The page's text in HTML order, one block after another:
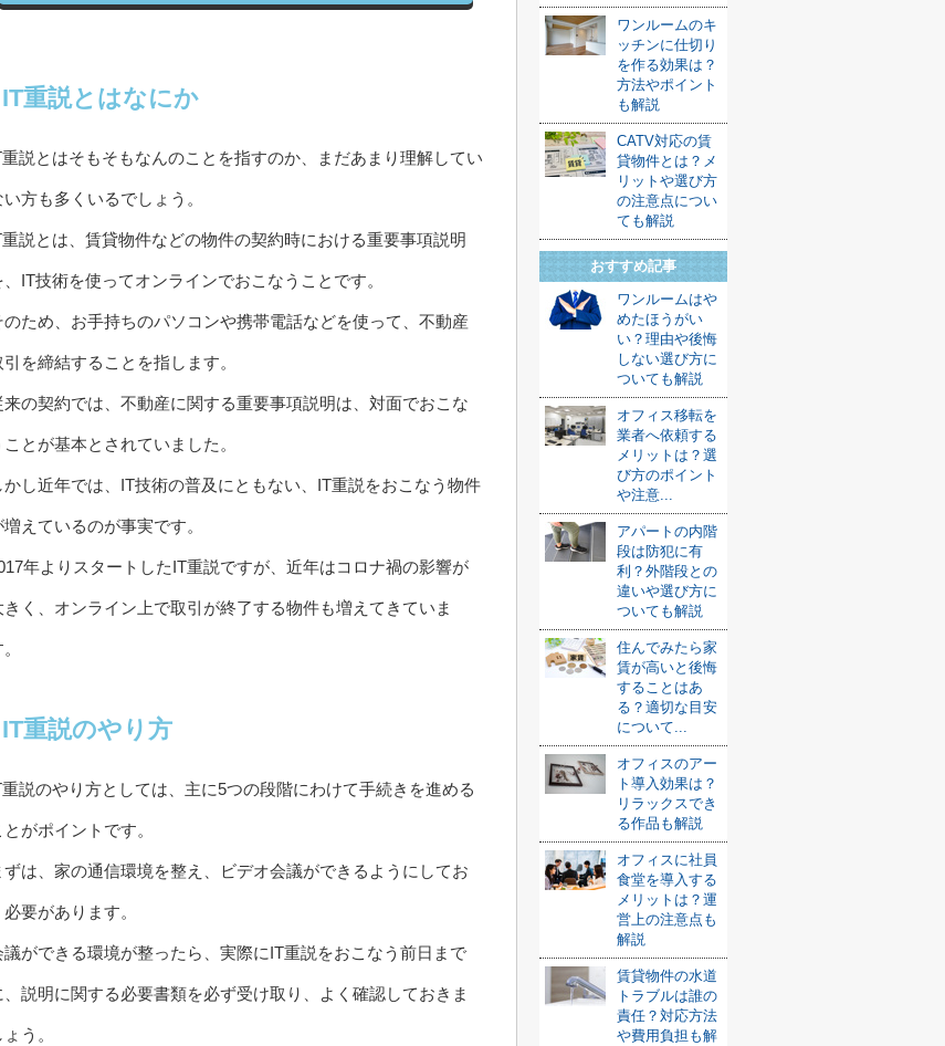
IT重説とはなにか
重説とはそもそもなんのことを指すのか、まだあまり理解してい
い方も多くいるでしょう。
重説とは、賃貸物件などの物件の契約時における重要事項説明
、IT技術を使ってオンラインでおこなうことです。
のため、お手持ちのパソコンや携帯電話などを使って、不動産
引を締結することを指します。
来の契約では、不動産に関する重要事項説明は、対面でおこな
ことが基本とされていました。
かし近年では、IT技術の普及にともない、IT重説をおこなう物件
増えているのが事実です。
年よりスタートしたIT重説ですが、近年はコロナ禍の影響が
きく、オンライン上で取引が終了する物件も増えてきていま
IT重説のやり方
重説のやり方としては、主に5つの段階にわけて手続きを進める
とがポイントです。
ずは、家の通信環境を整え、ビデオ会議ができるようにしてお
必要があります。
議ができる環境が整ったら、実際にIT重説をおこなう前日まで
、説明に関する必要書類を必ず受け取り、よく確認しておきま
ょう。
ワンルームのキ
ッチンに仕切り
を作る効果は？
方法やポイント
も解説
CATV対応の賃
貸物件とは？メ
リットや選び方
の注意点につい
ても解説
おすすめ記事
ワンルームはや
めたほうがい
い？理由や後悔
しない選び方に
ついても解説
オフィス移転を
業者へ依頼する
メリットは？選
び方のポイント
や注意...
アパートの内階
段は防犯に有
利？外階段との
違いや選び方に
ついても解説
住んでみたら家
賃が高いと後悔
することはあ
る？適切な目安
について...
オフィスのアー
ト導入効果は？
リラックスでき
る作品も解説
オフィスに社員
食堂を導入する
メリットは？運
営上の注意点も
解説
賃貸物件の水道
トラブルは誰の
責任？対応方法
や費用負担も解